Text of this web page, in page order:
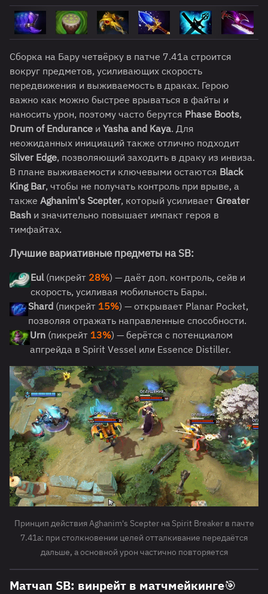
Сборка на Бару четвёрку в патче 7.41a строится
вокруг предметов, усиливающих скорость
передвижения и выживаемость в драках. Герою
важно как можно быстрее врываться в файты и
наносить урон, поэтому часто берутся Phase Boots,
Drum of Endurance и Yasha and Kaya. Для
неожиданных инициаций также отлично подходит
Silver Edge, позволяющий заходить в драку из инвиза.
В плане выживаемости ключевыми остаются Black
King Bar, чтобы не получать контроль при врыве, а
также Aghanim's Scepter, который усиливает Greater
Bash и значительно повышает импакт героя в
тимфайтах.
Лучшие вариативные предметы наSB:
Eul (пикрейт 28%) — даёт доп. контроль, сейв и
скорость, усиливая мобильность Бары.
Shard (пикрейт 15%) — открывает Planar Pocket,
позволяя отражать направленные способности.
Urn (пикрейт 13%) — берётся с потенциалом
апгрейда в Spirit Vessel или Essence Distiller.
Принцип действия Aghanim's Scepter на Spirit Breaker в пачте
7.41a: при столкновении целей отталкивание передаётся
дальше, а основной урон частично повторяется
Матчап SB: винрейт в матчмейкинге🎯